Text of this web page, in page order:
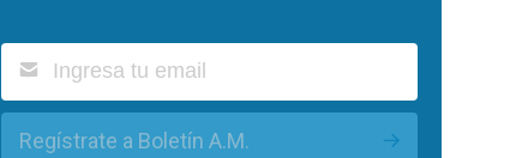
Regístrate a Boletín A.M.